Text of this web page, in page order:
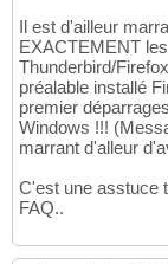
Il est d'ailleur
EXACTEMENT
Thunderbird/
préalable installé
premier
Windows !!!
marrant d'alleur
C'est une asstuce
FAQ..